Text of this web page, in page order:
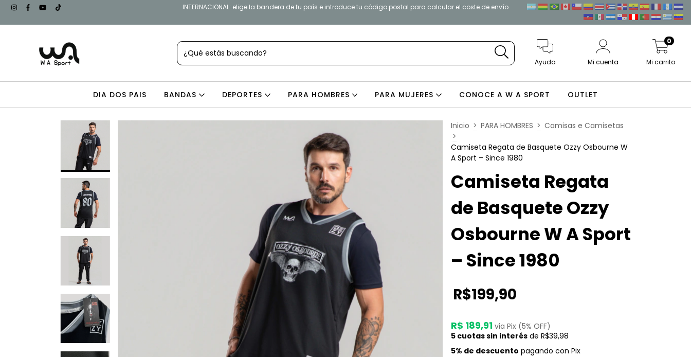
INTERNACIONAL: elige la bandera de tu país e introduce tu código postal para calcular el coste de envío
Ayuda Mi cuenta Mi carrito
0
DIA DOS PAIS BANDAS DEPORTES PARA HOMBRES PARA MUJERES CONOCE A W A SPORT OUTLET
Inicio > PARA HOMBRES > Camisas e Camisetas
>
Camiseta Regata de Basquete Ozzy Osbourne W
A Sport – Since 1980
Camiseta Regata
de Basquete Ozzy
Osbourne W A Sport
– Since 1980
R$199,90
R$ 189,91 via Pix (5% OFF)
5 cuotas sin interés de R$39,98
5% de descuento pagando con Pix